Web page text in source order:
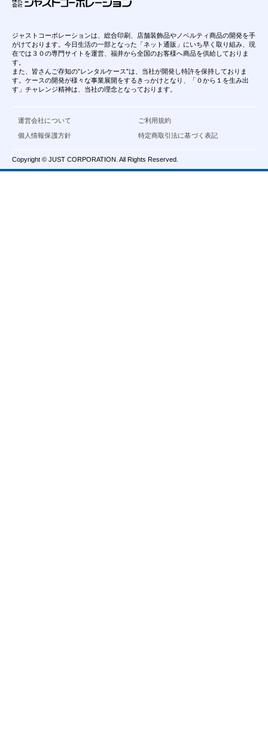
ジャストコーポレーションは、総合印刷、店舗装飾品やノベルティ商品の開発を手
がけております。今日生活の一部となった「ネット通販」にいち早く取り組み、現
在では３０の専門サイトを運営、福井から全国のお客様へ商品を供給しておりま
す。
また、皆さんご存知の”レンタルケース”は、当社が開発し特許を保持しておりま
す。ケースの開発が様々な事業展開をするきっかけとなり、「０から１を生み出
す」チャレンジ精神は、当社の理念となっております。
運営会社について
個人情報保護方針
ご利用規約
特定商取引法に基づく表記
Copyright © JUST CORPORATION. All Rights Reserved.